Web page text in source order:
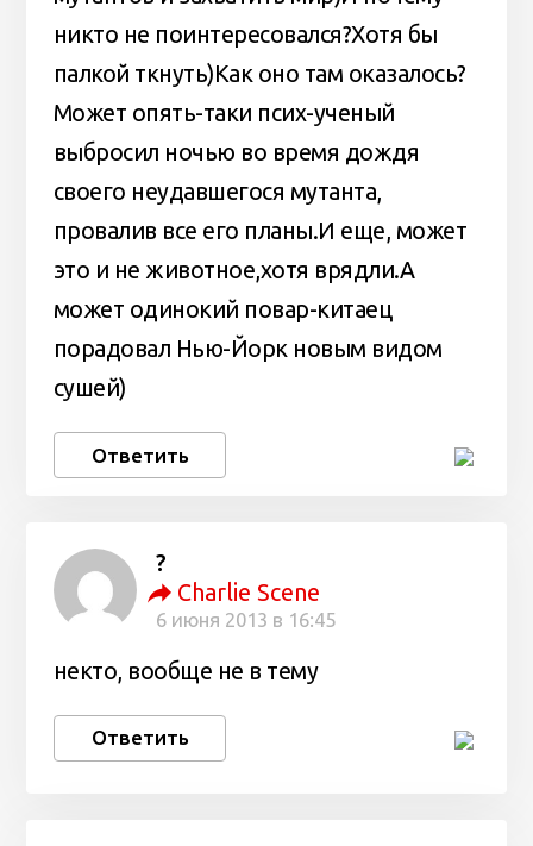
никто не поинтересовался?Хотя бы
палкой ткнуть)Как оно там оказалось?
Может опять-таки псих-ученый
выбросил ночью во время дождя
своего неудавшегося мутанта,
провалив все его планы.И еще, может
это и не животное,хотя врядли.А
может одинокий повар-китаец
порадовал Нью-Йорк новым видом
сушей)
Ответить
?
Charlie Scene
6 июня 2013 в 16:45
некто, вообще не в тему
Ответить